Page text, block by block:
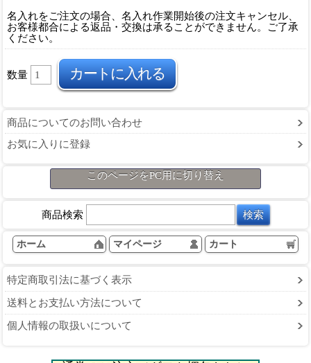
名入れをご注文の場合、名入れ作業開始後の注文キャンセル、
お客様都合による返品・交換は承ることができません。ご了承
ください。
数量
商品についてのお問い合わせ
お気に入りに登録
このページをPC用に切り替え
商品検索
ホーム マイページ カート
特定商取引法に基づく表示
送料とお支払い方法について
個人情報の取扱いについて